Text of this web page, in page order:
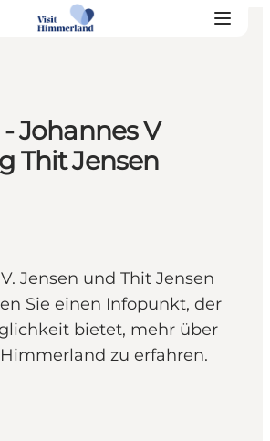
Johannes V
Thit Jensen
Jensen und Thit Jensen
Sie einen Infopunkt, der
bietet, mehr über
zu erfahren.